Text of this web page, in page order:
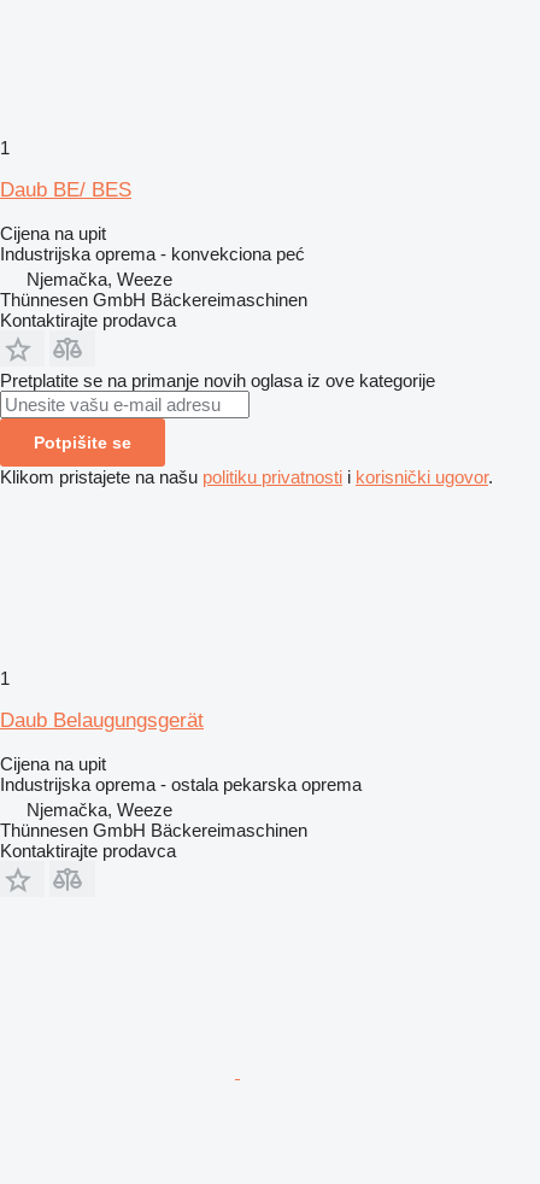
1
Daub BE/ BES
Cijena na upit
Industrijska oprema - konvekciona peć
Njemačka, Weeze
Thünnesen GmbH Bäckereimaschinen
Kontaktirajte prodavca
Pretplatite se na primanje novih oglasa iz ove kategorije
Potpišite se
Klikom pristajete na našu politiku privatnosti i korisnički ugovor.
1
Daub Belaugungsgerät
Cijena na upit
Industrijska oprema - ostala pekarska oprema
Njemačka, Weeze
Thünnesen GmbH Bäckereimaschinen
Kontaktirajte prodavca